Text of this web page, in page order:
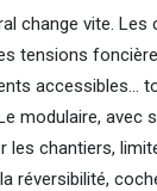
change vite. Les
tensions
accessibles…
modulaire, avec
les chantiers,
réversibilité,